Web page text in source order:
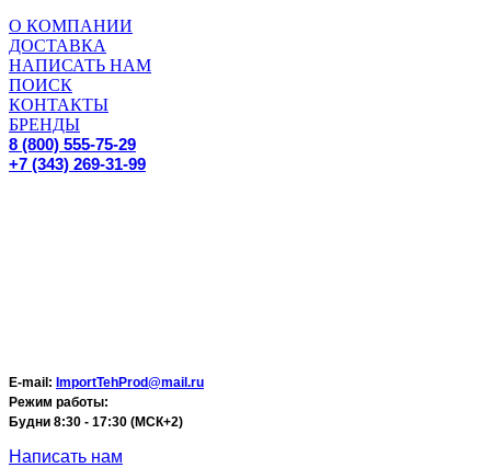
О КОМПАНИИ
ДОСТАВКА
НАПИСАТЬ НАМ
ПОИСК
КОНТАКТЫ
БРЕНДЫ
8 (800) 555-75-29
+7 (343) 269-31-99
E-mail: ImportTehProd@mail.ru
Режим работы:
Будни 8:30 - 17:30 (МСК+2)
Написать нам